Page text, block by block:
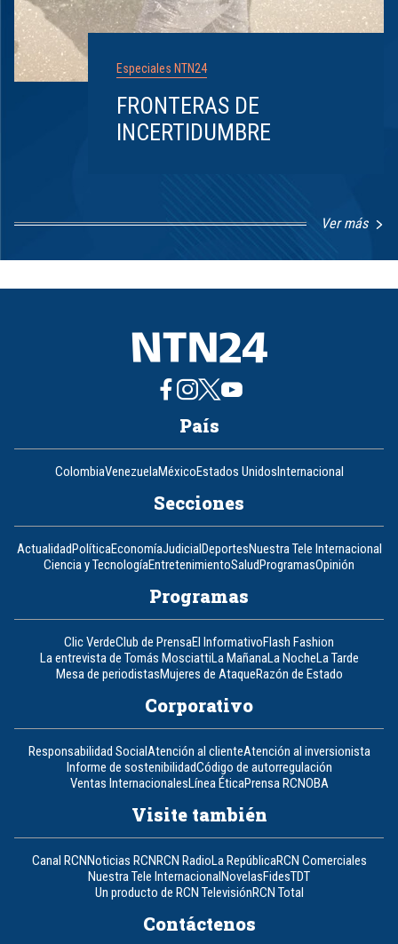
Especiales NTN24
FRONTERAS DE
INCERTIDUMBRE
Ver más
1
8
País
ColombiaVenezuelaMéxicoEstados UnidosInternacional
Secciones
ActualidadPolíticaEconomíaJudicialDeportesNuestra Tele Internacional
Ciencia y TecnologíaEntretenimientoSaludProgramasOpinión
Programas
Clic VerdeClub de PrensaEl InformativoFlash Fashion
La entrevista de Tomás MosciattiLa MañanaLa NocheLa Tarde
Mesa de periodistasMujeres de AtaqueRazón de Estado
Corporativo
Responsabilidad SocialAtención al clienteAtención al inversionista
Informe de sostenibilidadCódigo de autorregulación
Ventas InternacionalesLínea ÉticaPrensa RCNOBA
Visite también
Canal RCNNoticias RCNRCN RadioLa RepúblicaRCN Comerciales
Nuestra Tele InternacionalNovelasFidesTDT
Un producto de RCN TelevisiónRCN Total
Contáctenos